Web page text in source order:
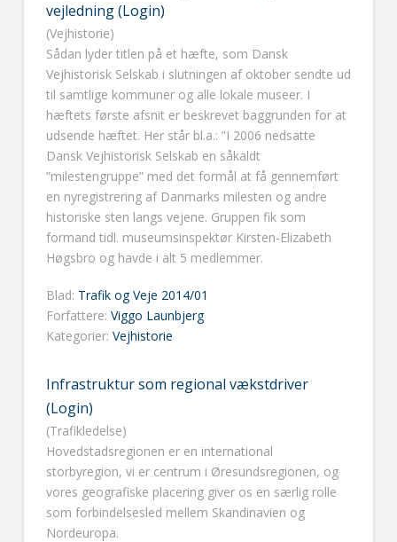
vejledning (Login)
(Vejhistorie)
Sådan lyder titlen på et hæfte, som Dansk
Vejhistorisk Selskab i slutningen af oktober sendte ud
til samtlige kommuner og alle lokale museer. I
hæftets første afsnit er beskrevet baggrunden for at
udsende hæftet. Her står bl.a.: ”I 2006 nedsatte
Dansk Vejhistorisk Selskab en såkaldt
”milestengruppe” med det formål at få gennemført
en nyregistrering af Danmarks milesten og andre
historiske sten langs vejene. Gruppen fik som
formand tidl. museumsinspektør Kirsten-Elizabeth
Høgsbro og havde i alt 5 medlemmer.
Blad: Trafik og Veje 2014/01
Forfattere: Viggo Launbjerg
Kategorier: Vejhistorie
Infrastruktur som regional vækstdriver
(Login)
(Trafikledelse)
Hovedstadsregionen er en international
storbyregion, vi er centrum i Øresundsregionen, og
vores geografiske placering giver os en særlig rolle
som forbindelsesled mellem Skandinavien og
Nordeuropa.